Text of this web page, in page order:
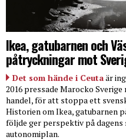
Ikea, gatubarnen och
påtryckningar mot
Det som hände i Ceutaär
2016 pressade Marocko
handel, för att stoppa ett
Historien om Ikea, gatubarnen
följde ger perspektiv på
autonomiplan.